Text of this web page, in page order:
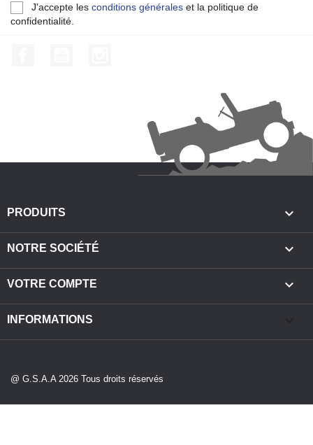
J'accepte les conditions générales et la politique de
confidentialité.
PRODUITS 
NOTRE SOCIÉTÉ 
VOTRE COMPTE 
INFORMATIONS
@ G.S.A.A 2026 Tous droits réservés